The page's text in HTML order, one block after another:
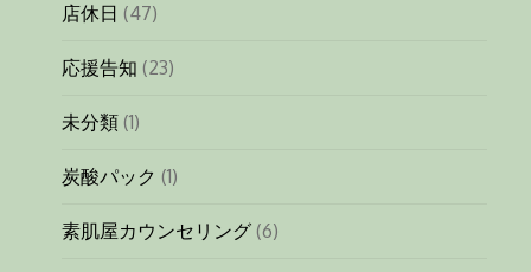
店休日 (47)
応援告知 (23)
未分類(1)
炭酸パック (1)
素肌屋カウンセリング(6)